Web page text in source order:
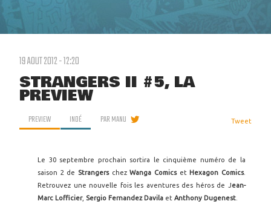
19 AOUT 2012 - 12:20
STRANGERS II #5, LA
PREVIEW
PREVIEW INDÉ PARMANU Tweet
Le 30 septembre prochain sortira le cinquième numéro de la
saison 2 de Strangers chezWanga Comicset Hexagon Comics.
Retrouvez une nouvelle fois les aventures des héros de Jean-
Marc Lofficier, Sergio Fernandez Davila et Anthony Dugenest